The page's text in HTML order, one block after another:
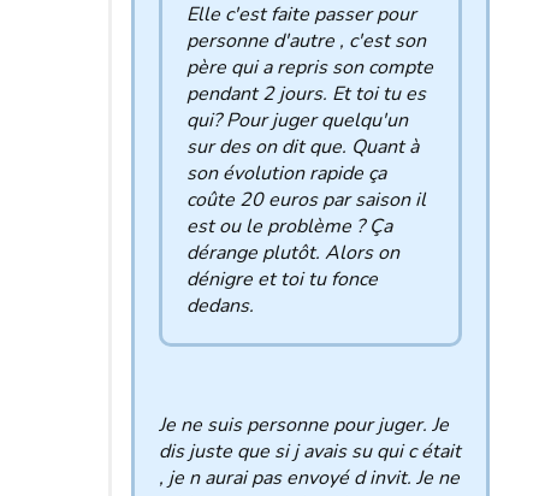
Elle c'est faite passer pour
personne d'autre , c'est son
père qui a repris son compte
pendant 2 jours. Et toi tu es
qui? Pour juger quelqu'un
sur des on dit que. Quant à
son évolution rapide ça
coûte 20 euros par saison il
est ou le problème ? Ça
dérange plutôt. Alors on
dénigre et toi tu fonce
dedans.
Je ne suis personne pour juger. Je
dis juste que si j avais su qui c était
, je n aurai pas envoyé d invit. Je ne